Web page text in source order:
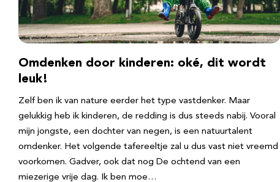
Omdenken door kinderen: oké, dit wordt
leuk!
Zelf ben ik van nature eerder het type vastdenker. Maar
gelukkig heb ik kinderen, de redding is dus steeds nabij. Vooral
mijn jongste, een dochter van negen, is een natuurtalent
omdenker. Het volgende tafereeltje zal u dus vast niet vreemd
voorkomen. Gadver, ook dat nog De ochtend van een
miezerige vrije dag. Ik ben moe…